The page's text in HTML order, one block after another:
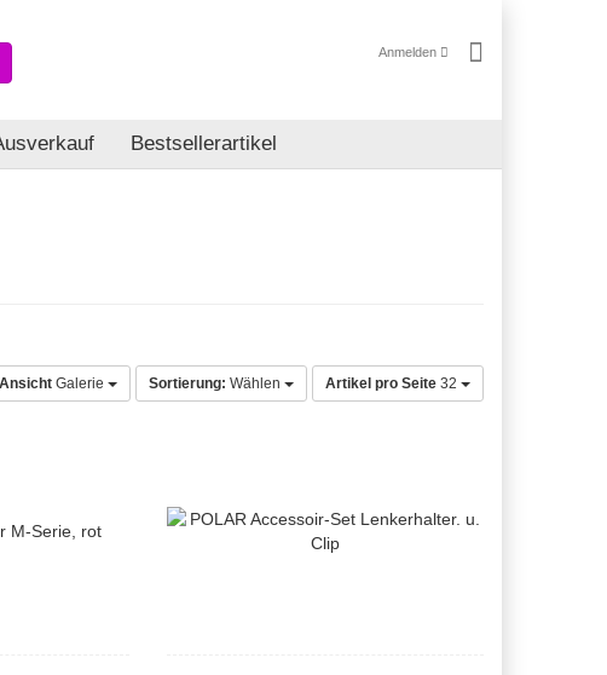
Anmelden
Bestsellerartikel
Ansicht Galerie Sortierung: Wählen Artikel pro Seite 32